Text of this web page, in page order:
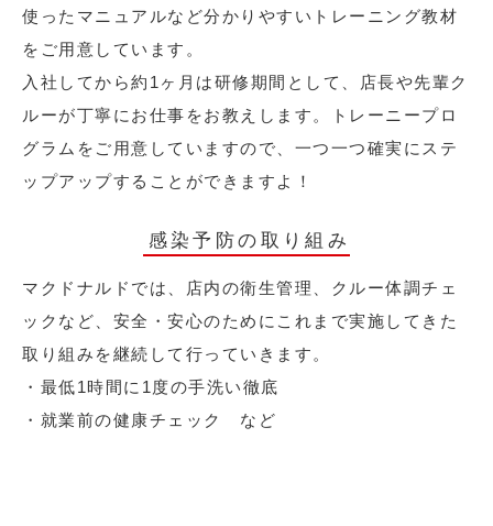
使ったマニュアルなど分かりやすいトレーニング教材
をご用意しています。
入社してから約1ヶ月は研修期間として、店長や先輩ク
ルーが丁寧にお仕事をお教えします。トレーニープロ
グラムをご用意していますので、一つ一つ確実にステ
ップアップすることができますよ！
感染予防の取り組み
マクドナルドでは、店内の衛生管理、クルー体調チェ
ックなど、安全・安心のためにこれまで実施してきた
取り組みを継続して行っていきます。
・最低1時間に1度の手洗い徹底
・就業前の健康チェック など